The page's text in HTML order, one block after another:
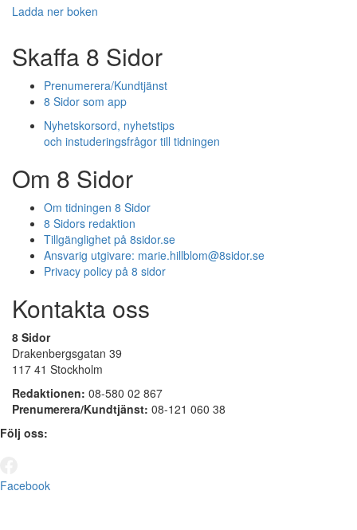
Ladda ner boken
Skaffa 8 Sidor
Prenumerera/Kundtjänst
8 Sidor som app
Nyhetskorsord, nyhetstips
och instuderingsfrågor till tidningen
Om 8 Sidor
Om tidningen 8 Sidor
8 Sidors redaktion
Tillgänglighet på 8sidor.se
Ansvarig utgivare: marie.hillblom@8sidor.se
Privacy policy på 8 sidor
Kontakta oss
8 Sidor
Drakenbergsgatan 39
117 41 Stockholm
Redaktionen: 08-580 02 867
Prenumerera/Kundtjänst: 08-121 060 38
Följ oss:
Facebook